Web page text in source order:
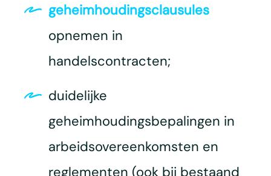
geheimhoudingsclausules
opnemen in
handelscontracten;
duidelijke
geheimhoudingsbepalingen in
arbeidsovereenkomsten en
reglementen (ook bij bestaand